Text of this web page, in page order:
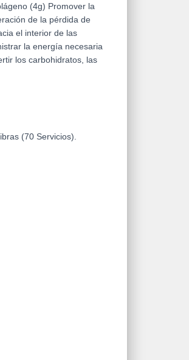
(4g) Promover la
de la pérdida de
el interior de las
la energía necesaria
los carbohidratos, las
(70 Servicios).